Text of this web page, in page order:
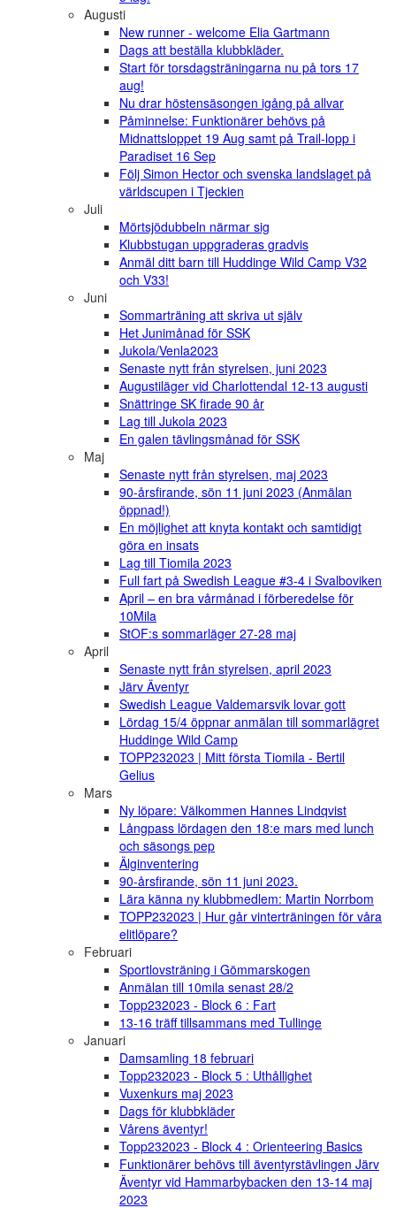
Augusti
New runner - welcome Elia Gartmann
Dags att beställa klubbkläder.
Start för torsdagsträningarna nu på tors 17
aug!
Nu drar höstensäsongen igång på allvar
Påminnelse: Funktionärer behövs på
Midnattsloppet 19 Aug samt på Trail-lopp i
Paradiset 16 Sep
Följ Simon Hector och svenska landslaget på
världscupen i Tjeckien
Juli
Mörtsjödubbeln närmar sig
Klubbstugan uppgraderas gradvis
Anmäl ditt barn till Huddinge Wild Camp V32
och V33!
Juni
Sommarträning att skriva ut själv
Het Junimånad för SSK
Jukola/Venla2023
Senaste nytt från styrelsen, juni 2023
Augustiläger vid Charlottendal 12-13 augusti
Snättringe SK firade 90 år
Lag till Jukola 2023
En galen tävlingsmånad för SSK
Maj
Senaste nytt från styrelsen, maj 2023
90-årsfirande, sön 11 juni 2023 (Anmälan
öppnad!)
En möjlighet att knyta kontakt och samtidigt
göra en insats
Lag till Tiomila 2023
Full fart på Swedish League #3-4 i Svalboviken
April – en bra vårmånad i förberedelse för
10Mila
StOF:s sommarläger 27-28 maj
April
Senaste nytt från styrelsen, april 2023
Järv Äventyr
Swedish League Valdemarsvik lovar gott
Lördag 15/4 öppnar anmälan till sommarlägret
Huddinge Wild Camp
TOPP232023 | Mitt första Tiomila - Bertil
Gelius
Mars
Ny löpare: Välkommen Hannes Lindqvist
Långpass lördagen den 18:e mars med lunch
och säsongs pep
Älginventering
90-årsfirande, sön 11 juni 2023.
Lära känna ny klubbmedlem: Martin Norrbom
TOPP232023 | Hur går vinterträningen för våra
elitlöpare?
Februari
Sportlovsträning i Gömmarskogen
Anmälan till 10mila senast 28/2
Topp232023 - Block 6 : Fart
13-16 träff tillsammans med Tullinge
Januari
Damsamling 18 februari
Topp232023 - Block 5 : Uthållighet
Vuxenkurs maj 2023
Dags för klubbkläder
Vårens äventyr!
Topp232023 - Block 4 : Orienteering Basics
Funktionärer behövs till äventyrstävlingen Järv
Äventyr vid Hammarbybacken den 13-14 maj
2023